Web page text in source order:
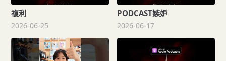
複利
2026-06-25
PODCAST嫉妒
2026-06-17